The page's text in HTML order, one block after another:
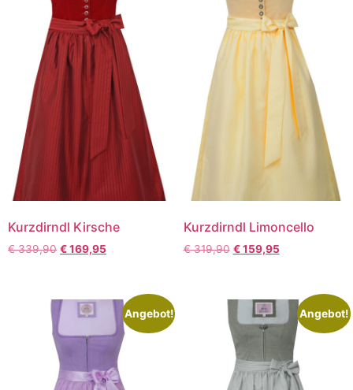
Kurzdirndl Kirsche
€339,90 €169,95
Kurzdirndl Limoncello
€319,90 €159,95
Angebot! Angebot!